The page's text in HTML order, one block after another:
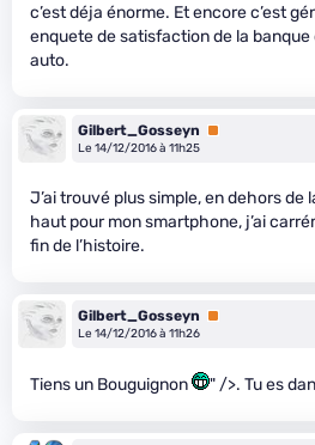
c’est déja énorme. Et encore c’est
enquete de satisfaction de la
auto.
Gilbert_Gosseyn
Premium
Le 14/12/2016 à 11h25
J’ai trouvé plus simple, en dehors de
haut pour mon smartphone, j’ai
fin de l’histoire.
Gilbert_Gosseyn
Premium
Le 14/12/2016 à 11h26
Tiens un Bouguignon " />. Tu es